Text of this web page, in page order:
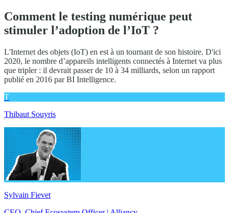
Comment le testing numérique peut
stimuler l’adoption de l’IoT ?
L'Internet des objets (IoT) en est à un tournant de son histoire. D'ici
2020, le nombre d’appareils intelligents connectés à Internet va plus
que tripler : il devrait passer de 10 à 34 milliards, selon un rapport
publié en 2016 par BI Intelligence.
T
Thibaut Souyris
Sylvain Fievet